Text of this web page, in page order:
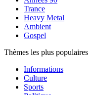
Trance
Heavy Metal
Ambient
Gospel
Thèmes les plus populaires
Informations
Culture
Sports